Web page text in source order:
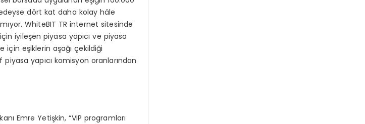
dört kat daha kolay hâle
WhiteBIT TR internet sitesinde
iyileşen piyasa yapıcı ve piyasa
eşiklerin aşağı çekildiği
piyasa yapıcı komisyon oranlarından
Emre Yetişkin, “VIP programları